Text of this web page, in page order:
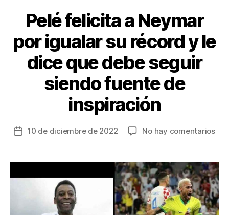
Pelé felicita a Neymar
por igualar su récord y le
dice que debe seguir
siendo fuente de
inspiración
Fecha
entrada
10 de diciembre de 2022 No hay comentariosen
a
por
su